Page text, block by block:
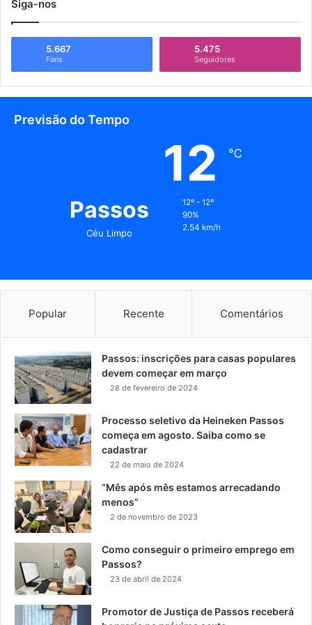
Siga-nos
5.667
Fans
5.475
Seguidores
Previsão do Tempo
Passos
Céu Limpo
12 ℃
12º - 12º
90%
2.54 km/h
Popular Recente Comentários
Passos: inscrições para casas populares
devem começar em março
28 de fevereiro de 2024
Processo seletivo da Heineken Passos
começa em agosto. Saiba como se
cadastrar
22 de maio de 2024
“Mês após mês estamos arrecadando
menos”
2 de novembro de 2023
Como conseguir o primeiro emprego em
Passos?
23 de abril de 2024
Promotor de Justiça de Passos receberá